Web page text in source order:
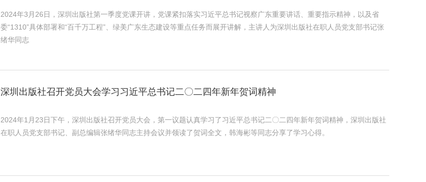
2024年3月26日，深圳出版社第一季度党课开讲，党课紧扣落实习近平总书记视察广东重要讲话、重要指示精神，以及省
委“1310”具体部署和“百千万工程”、绿美广东生态建设等重点任务而展开讲解，主讲人为深圳出版社在职人员党支部书记张
绪华同志
深圳出版社召开党员大会学习习近平总书记二〇二四年新年贺词精神
2024年1月23日下午，深圳出版社召开党员大会，第一议题认真学习了习近平总书记二〇二四年新年贺词精神，深圳出版社
在职人员党支部书记、副总编辑张绪华同志主持会议并领读了贺词全文，韩海彬等同志分享了学习心得。